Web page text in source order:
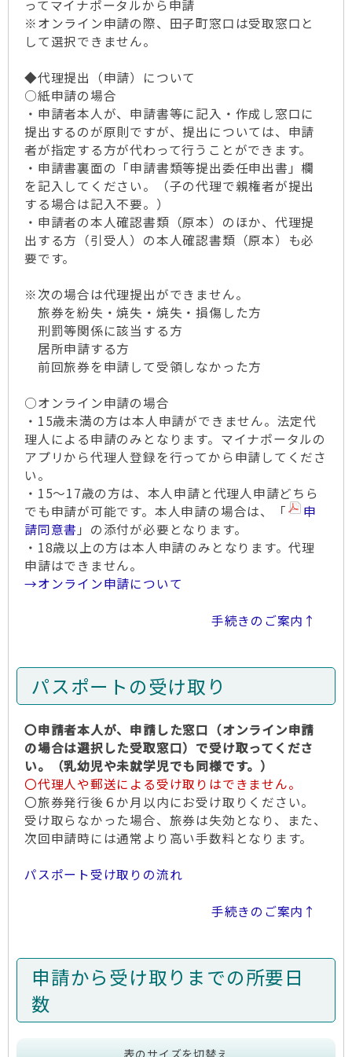
ってマイナポータルから申請
※オンライン申請の際、田子町窓口は受取窓口と
して選択できません。
◆代理提出（申請）について
○紙申請の場合
・申請者本人が、申請書等に記入・作成し窓口に
提出するのが原則ですが、提出については、申請
者が指定する方が代わって行うことができます。
・申請書裏面の「申請書類等提出委任申出書」欄
を記入してください。（子の代理で親権者が提出
する場合は記入不要。）
・申請者の本人確認書類（原本）のほか、代理提
出する方（引受人）の本人確認書類（原本）も必
要です。
※次の場合は代理提出ができません。
旅券を紛失・焼失・焼失・損傷した方
刑罰等関係に該当する方
居所申請する方
前回旅券を申請して受領しなかった方
○オンライン申請の場合
・15歳未満の方は本人申請ができません。法定代
理人による申請のみとなります。マイナポータルの
アプリから代理人登録を行ってから申請してくださ
い。
・15～17歳の方は、本人申請と代理人申請どちら
でも申請が可能です。本人申請の場合は、「
申
請同意書 」の添付が必要となります。
・18歳以上の方は本人申請のみとなります。代理
申請はできません。
→オンライン申請について
手続きのご案内↑
パスポートの受け取り
〇申請者本人が、申請した窓口（オンライン申請
の場合は選択した受取窓口）で受け取ってくださ
い。（乳幼児や未就学児でも同様です。）
〇代理人や郵送による受け取りはできません。
〇旅券発行後６か月以内にお受け取りください。
受け取らなかった場合、旅券は失効となり、また、
次回申請時には通常より高い手数料となります。
パスポート受け取りの流れ
手続きのご案内↑
申請から受け取りまでの所要日
数
表のサイズを切替え